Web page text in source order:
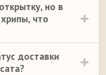
но в
что
доставки